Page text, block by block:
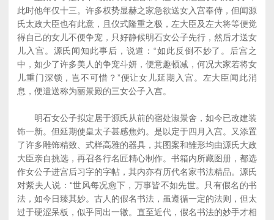
此时他年仅十三。许多权势显赫之家急欲送女入宫奉侍，但闻源
氏太政大臣也有此意，且仪式隆重之极，左大臣及左大将等便觉
得自己的女儿不便争宠，只好静候明石女公子先行，然后才送女
儿入宫。源氏闻知此事后，说道：“如此反倒不妙了。后宫之
中，如少了许多美人的争宠斗妍，便意趣顿减，何况大家若将女
儿重门深锁，岂不可惜？”便让女儿延期入宫。左大臣闻此消
息，便遣送称为丽景殿的三女公子入宫。
明石女公子拟定居于源氏从前的宿处淑景舍，如今已改建装
饰一新。但延期使皇太子甚感焦灼。是以定于四月入宫。又添置
了许多雕饰精致、式样高雅的器具，其图案和雏形均由源氏大政
大臣亲自挑选，再召各行名匠精心制作。书箱内所藏图册，都选
作女公子进宫后习字的字帖，其内亦有历代名家书法精品。源氏
对紫夫人说：“世风每况愈下，万事皆不如先世。只有假名的书
法，如今日臻其妙。古人的假名书法，虽遵循一定的法则，但太
过于硬涩呆板，似乎同出一辙。直至近代，假名书法的妙手才相